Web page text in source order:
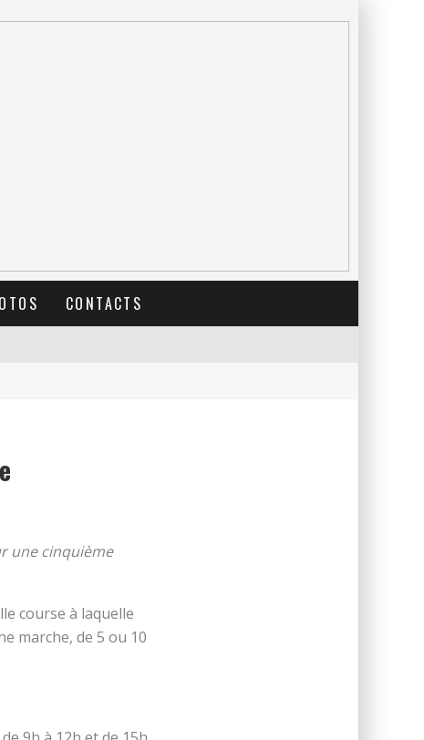
CONTACTS
une cinquième
course à laquelle
marche, de 5 ou 10